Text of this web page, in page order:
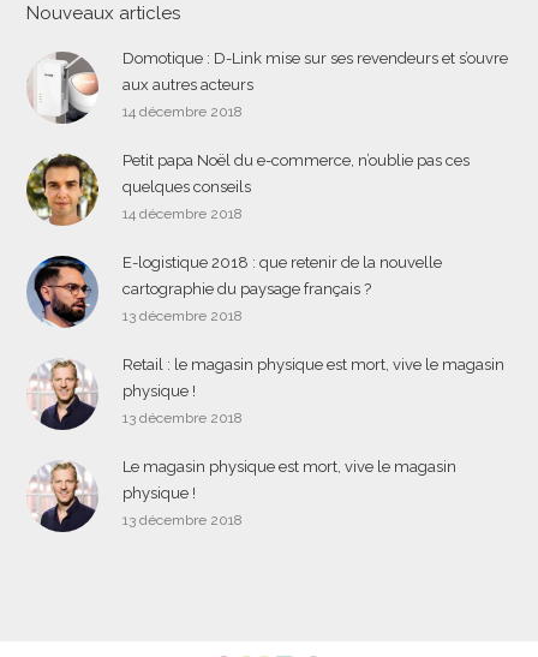
Nouveaux articles
Domotique : D-Link mise sur ses revendeurs et s’ouvre
aux autres acteurs
14 décembre 2018
Petit papa Noël du e-commerce, n’oublie pas ces
quelques conseils
14 décembre 2018
E-logistique 2018 : que retenir de la nouvelle
cartographie du paysage français ?
13 décembre 2018
Retail : le magasin physique est mort, vive le magasin
physique !
13 décembre 2018
Le magasin physique est mort, vive le magasin
physique !
13 décembre 2018